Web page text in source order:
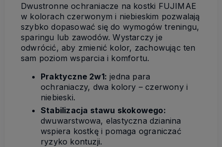
Dwustronne ochraniacze na kostki FUJIMAE
w kolorach czerwonym i niebieskim pozwalają
szybko dopasować się do wymogów treningu,
sparingu lub zawodów. Wystarczy je
odwrócić, aby zmienić kolor, zachowując ten
sam poziom wsparcia i komfortu.
Praktyczne 2w1: jedna para
ochraniaczy, dwa kolory – czerwony i
niebieski.
Stabilizacja stawu skokowego:
dwuwarstwowa, elastyczna dzianina
wspiera kostkę i pomaga ograniczać
ryzyko kontuzji.